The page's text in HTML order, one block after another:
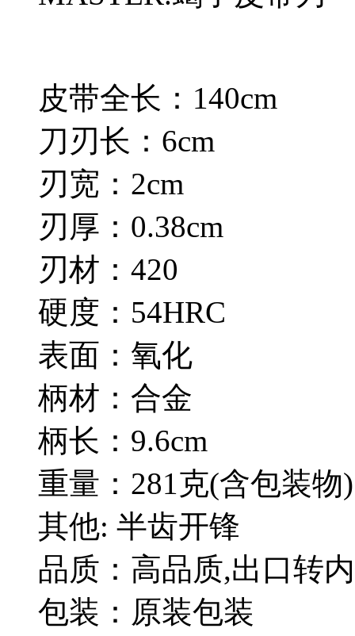
皮带全长：140cm
刀刃长：6cm
刃宽：2cm
刃厚：0.38cm
刃材：420
硬度：54HRC
表面：氧化
柄材：合金
柄长：9.6cm
重量：281克(含包装物)
其他: 半齿开锋
品质：高品质,出口转
包装：原装包装